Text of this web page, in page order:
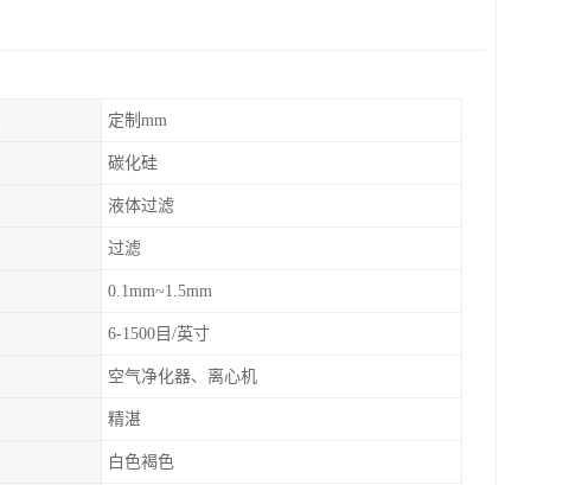
定制mm
碳化硅
液体过滤
过滤
0.1mm~1.5mm
6-1500目/英寸
空气净化器、离心机
精湛
白色褐色